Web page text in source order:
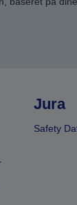
Jura
Safety